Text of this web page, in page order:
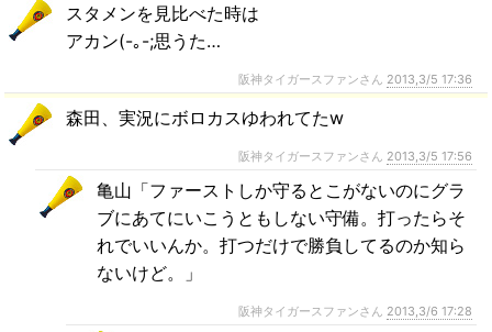
スタメンを見比べた時は
アカン(-｡-;思うた…
阪神タイガースファンさん 2013,3/5 17:36
森田、実況にボロカスゆわれてたw
阪神タイガースファンさん 2013,3/5 17:56
亀山「ファーストしか守るとこがないのにグラ
ブにあてにいこうともしない守備。打ったらそ
れでいいんか。打つだけで勝負してるのか知ら
ないけど。」
阪神タイガースファンさん 2013,3/6 17:28